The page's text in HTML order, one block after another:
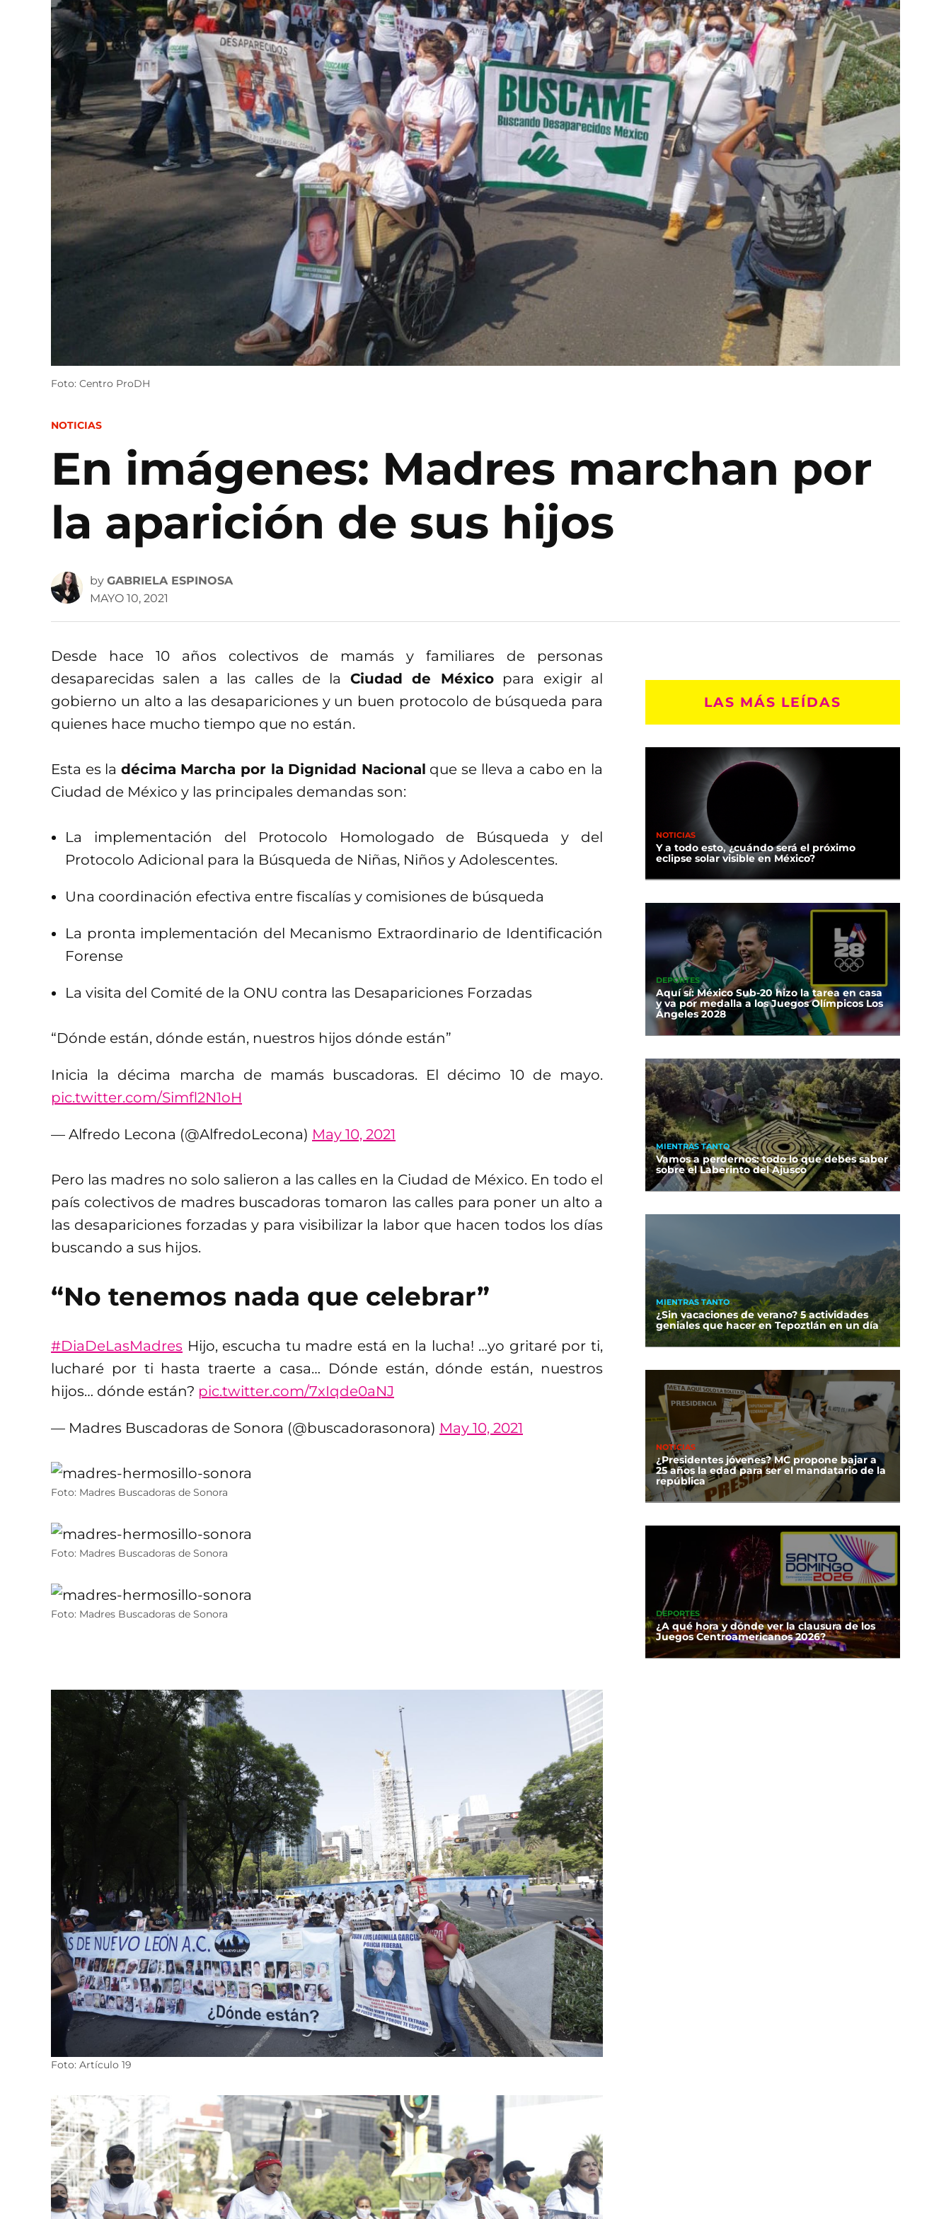
Foto: Centro ProDH
POSTED
NOTICIAS
En imágenes: Madres marchan por
la aparición de sus hijos
by GABRIELA ESPINOSA
MAYO 10, 2021
Desde hace 10 años colectivos de mamás y familiares de personas
desaparecidas salen a las calles de la Ciudad de Méxicopara exigir al
gobierno un alto a las desapariciones y un buen protocolo de búsqueda para
quienes hace mucho tiempo que no están.
Esta es la décima Marcha por la Dignidad Nacional que se lleva a cabo en la
Ciudad de México y las principales demandas son:
La implementación del Protocolo Homologado de Búsqueda y del
Protocolo Adicional para la Búsqueda de Niñas, Niños y Adolescentes.
Una coordinación efectiva entre fiscalías y comisiones de búsqueda
La pronta implementación del Mecanismo Extraordinario de Identificación
Forense
La visita del Comité de la ONU contra las Desapariciones Forzadas
“Dónde están, dónde están, nuestros hijos dónde están”
Inicia la décima marcha de mamás buscadoras. El décimo 10 de mayo.
pic.twitter.com/Simfl2N1oH
— Alfredo Lecona (@AlfredoLecona) May 10, 2021
Pero las madres no solo salieron a las calles en la Ciudad de México. En todo el
país colectivos de madres buscadoras tomaron las calles para poner un alto a
las desapariciones forzadas y para visibilizar la labor que hacen todos los días
buscando a sus hijos.
“No tenemos nada que celebrar”
#DiaDeLasMadres Hijo, escucha tu madre está en la lucha! …yo gritaré por ti,
lucharé por ti hasta traerte a casa… Dónde están, dónde están, nuestros
hijos… dónde están? pic.twitter.com/7xIqde0aNJ
— Madres Buscadoras de Sonora (@buscadorasonora) May 10, 2021
Foto: Madres Buscadoras de Sonora
Foto: Madres Buscadoras de Sonora
Foto: Madres Buscadoras de Sonora
Foto: Artículo 19
LAS MÁS LEÍDAS
NOTICIAS
Y a todo esto, ¿cuándo será el próximo
eclipse solar visible en México?
DEPORTES
Aquí sí: México Sub-20 hizo la tarea en casa
y va por medalla a los Juegos Olímpicos Los
Ángeles 2028
MIENTRAS TANTO
Vamos a perdernos: todo lo que debes saber
sobre el Laberinto del Ajusco
MIENTRAS TANTO
¿Sin vacaciones de verano? 5 actividades
geniales que hacer en Tepoztlán en un día
NOTICIAS
¿Presidentes jóvenes? MC propone bajar a
25 años la edad para ser el mandatario de la
república
DEPORTES
¿A qué hora y dónde ver la clausura de los
Juegos Centroamericanos 2026?